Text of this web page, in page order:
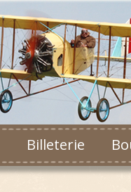
Billeterie